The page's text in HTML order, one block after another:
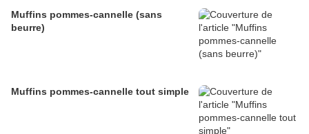
Muffins pommes-cannelle (sans
beurre)
Muffins pommes-cannelle tout simple